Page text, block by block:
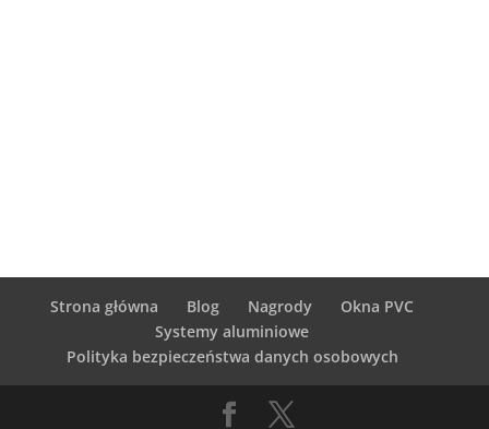
Strona główna Blog Nagrody
Okna PVC
Systemy aluminiowe
Polityka bezpieczeństwa danych osobowych